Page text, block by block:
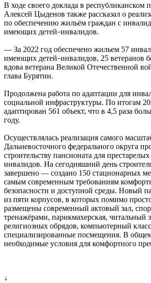
В ходе своего доклада в республиканском
Алексей Цыденов также рассказал о
по обеспечению жильём граждан с
имеющих детей–инвалидов.
— За 2022 год обеспечено жильем 57
имеющих детей–инвалидов, 25 ветеранов
вдова ветерана Великой Отечественной
глава Бурятии.
Продолжена работа по адаптации для
социальной инфраструктуры. По итогам
адаптирован 561 объект, что в 4,5 раза
году.
Осуществлялась реализация самого
Дальневосточного федерального округа
строительству пансионата для
инвалидов. На сегодняшний день
завершено — создано 150 стационарных
самым современным требованиям
безопасности и доступной среды. Новый
из пяти корпусов, в которых помимо
размещены современный актовый зал,
тренажёрами, парикмахерская, читальный
религиозных обрядов, компьютерный
специализированные посмещения. В
необходимые условия для комфортного
↓